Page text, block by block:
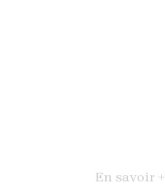
En savoir +